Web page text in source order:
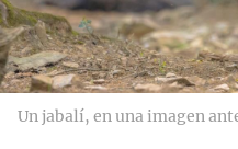
Un jabalí, en una imagen